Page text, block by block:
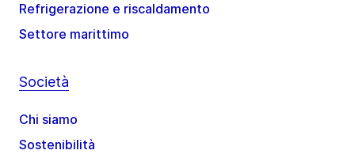
Refrigerazione e riscaldamento
Settore marittimo
Società
Chi siamo
Sostenibilità